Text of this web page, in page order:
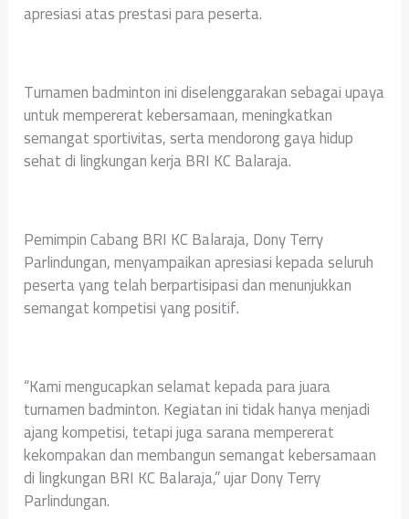
apresiasi atas prestasi para peserta.
Turnamen badminton ini diselenggarakan sebagai upaya
untuk mempererat kebersamaan, meningkatkan
semangat sportivitas, serta mendorong gaya hidup
sehat di lingkungan kerja BRI KC Balaraja.
Pemimpin Cabang BRI KC Balaraja, Dony Terry
Parlindungan, menyampaikan apresiasi kepada seluruh
peserta yang telah berpartisipasi dan menunjukkan
semangat kompetisi yang positif.
“Kami mengucapkan selamat kepada para juara
turnamen badminton. Kegiatan ini tidak hanya menjadi
ajang kompetisi, tetapi juga sarana mempererat
kekompakan dan membangun semangat kebersamaan
di lingkungan BRI KC Balaraja,” ujar Dony Terry
Parlindungan.